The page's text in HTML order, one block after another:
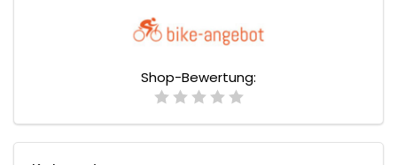
Shop-Bewertung: